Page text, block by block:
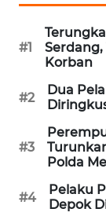
#1
Serdang,
Korban
#2
Dua
#3
Polda
#4
Pelaku
Depok
SITUNGIR
NEWS
SIDIKALANG
NEWS
SIBARAGAS
NEWS
METRO